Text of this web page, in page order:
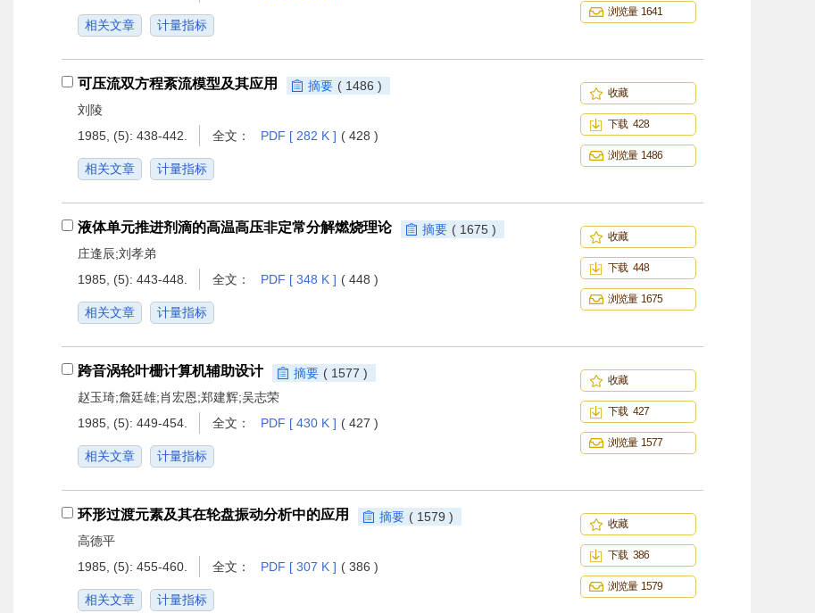
相关文章 计量指标
浏览量 1641
可压流双方程紊流模型及其应用 摘要 ( 1486 )
刘陵
1985, (5): 438-442.
全文： PDF [ 282 K ] ( 428 )
相关文章 计量指标
收藏
下载 428
浏览量 1486
液体单元推进剂滴的高温高压非定常分解燃烧理论 摘要 ( 1675 )
庄逢辰;刘孝弟
1985, (5): 443-448.
全文： PDF [ 348 K ] ( 448 )
相关文章 计量指标
收藏
下载 448
浏览量 1675
跨音涡轮叶栅计算机辅助设计 摘要 ( 1577 )
赵玉琦;詹廷雄;肖宏恩;郑建辉;吴志荣
1985, (5): 449-454.
全文： PDF [ 430 K ] ( 427 )
相关文章 计量指标
收藏
下载 427
浏览量 1577
环形过渡元素及其在轮盘振动分析中的应用 摘要 ( 1579 )
高德平
1985, (5): 455-460.
全文： PDF [ 307 K ] ( 386 )
相关文章 计量指标
收藏
下载 386
浏览量 1579